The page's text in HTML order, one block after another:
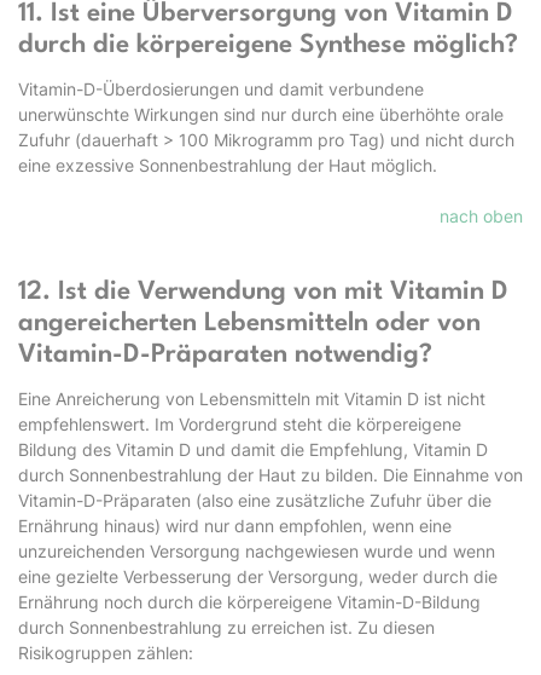
11. Ist eine Überversorgung von Vitamin D
durch die körpereigene Synthese möglich?
Vitamin-D-Überdosierungen und damit verbundene
unerwünschte Wirkungen sind nur durch eine überhöhte orale
Zufuhr (dauerhaft > 100 Mikrogramm pro Tag) und nicht durch
eine exzessive Sonnenbestrahlung der Haut möglich.
nach oben
12. Ist die Verwendung von mit Vitamin D
angereicherten Lebensmitteln oder von
Vitamin-D-Präparaten notwendig?
Eine Anreicherung von Lebensmitteln mit Vitamin D ist nicht
empfehlenswert. Im Vordergrund steht die körpereigene
Bildung des Vitamin D und damit die Empfehlung, Vitamin D
durch Sonnenbestrahlung der Haut zu bilden. Die Einnahme von
Vitamin-D-Präparaten (also eine zusätzliche Zufuhr über die
Ernährung hinaus) wird nur dann empfohlen, wenn eine
unzureichenden Versorgung nachgewiesen wurde und wenn
eine gezielte Verbesserung der Versorgung, weder durch die
Ernährung noch durch die körpereigene Vitamin-D-Bildung
durch Sonnenbestrahlung zu erreichen ist. Zu diesen
Risikogruppen zählen: